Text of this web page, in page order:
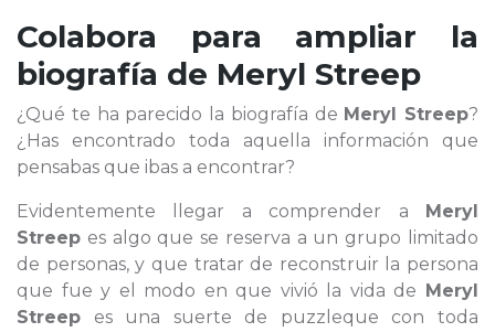
Colabora para ampliar la
biografía de Meryl Streep
¿Qué te ha parecido la biografía de Meryl Streep?
¿Has encontrado toda aquella información que
pensabas que ibas a encontrar?
Evidentemente llegar a comprender a Meryl
Streep es algo que se reserva a un grupo limitado
de personas, y que tratar de reconstruir la persona
que fue y el modo en que vivió la vida de Meryl
Streep es una suerte de puzzleque con toda